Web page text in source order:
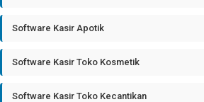
Software Kasir Apotik
Software Kasir Toko Kosmetik
Software Kasir Toko Kecantikan